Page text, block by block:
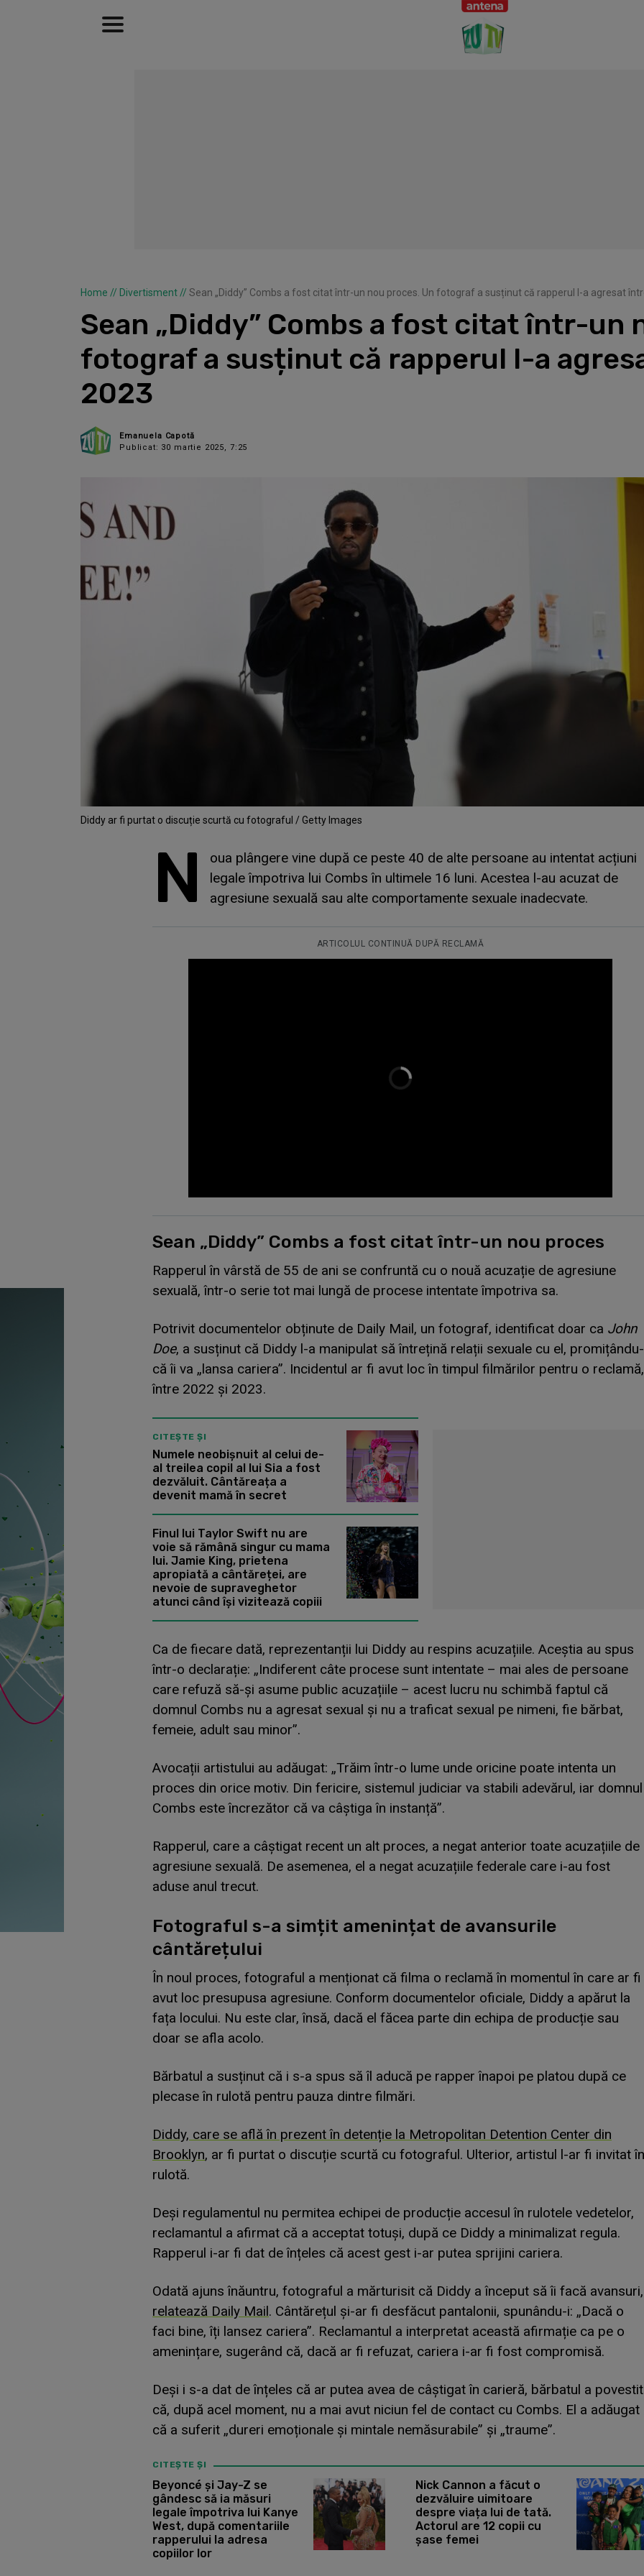
Home // Divertisment // Sean „Diddy” Combs a fost citat într-un nou proces. Un fotograf a susținut că rapperul l-a agresat
Sean „Diddy” Combs a fost citat într-un
fotograf a susținut că rapperul l-a
2023
Emanuela Capotă
Publicat: 30 martie 2025, 7:25
Diddy ar fi purtat o discuție scurtă cu fotograful / Getty Images
N
oua plângere vine după ce peste 40 de alte persoane au intentat acțiuni
legale împotriva lui Combs în ultimele 16 luni. Acestea l-au acuzat de
agresiune sexuală sau alte comportamente sexuale inadecvate.
ARTICOLUL CONTINUĂ DUPĂ RECLAMĂ
Sean „Diddy” Combs a fost citat într-un nou proces
Rapperul în vârstă de 55 de ani se confruntă cu o nouă acuzație de agresiune
sexuală, într-o serie tot mai lungă de procese intentate împotriva sa.
Potrivit documentelor obținute de Daily Mail, un fotograf, identificat doar ca John
Doe, a susținut că Diddy l-a manipulat să întrețină relații sexuale cu el,
că îi va „lansa cariera”. Incidentul ar fi avut loc în timpul filmărilor pentru o reclamă,
între 2022 și 2023.
CITEȘTE ȘI
Numele neobișnuit al celui de-
al treilea copil al lui Sia a fost
dezvăluit. Cântăreața a
devenit mamă în secret
Finul lui Taylor Swift nu are
voie să rămână singur cu mama
lui. Jamie King, prietena
apropiată a cântăreței, are
nevoie de supraveghetor
atunci când își vizitează copiii
Ca de fiecare dată, reprezentanții lui Diddy au respins acuzațiile. Aceștia au spus
într-o declarație: „Indiferent câte procese sunt intentate – mai ales de persoane
care refuză să-și asume public acuzațiile – acest lucru nu schimbă faptul că
domnul Combs nu a agresat sexual și nu a traficat sexual pe nimeni, fie bărbat,
femeie, adult sau minor”.
Avocații artistului au adăugat: „Trăim într-o lume unde oricine poate intenta un
proces din orice motiv. Din fericire, sistemul judiciar va stabili adevărul, iar domnul
Combs este încrezător că va câștiga în instanță”.
Rapperul, care a câștigat recent un alt proces, a negat anterior toate acuzațiile de
agresiune sexuală. De asemenea, el a negat acuzațiile federale care i-au fost
aduse anul trecut.
Fotograful s-a simțit amenințat de avansurile
cântărețului
În noul proces, fotograful a menționat că filma o reclamă în momentul în care ar fi
avut loc presupusa agresiune. Conform documentelor oficiale, Diddy a apărut la
fața locului. Nu este clar, însă, dacă el făcea parte din echipa de producție sau
doar se afla acolo.
Bărbatul a susținut că i s-a spus să îl aducă pe rapper înapoi pe platou după ce
plecase în rulotă pentru pauza dintre filmări.
Diddy, care se află în prezent în detenție la Metropolitan Detention Center din
Brooklyn, ar fi purtat o discuție scurtă cu fotograful. Ulterior, artistul l-ar fi invitat în
rulotă.
Deși regulamentul nu permitea echipei de producție accesul în rulotele vedetelor,
reclamantul a afirmat că a acceptat totuși, după ce Diddy a minimalizat regula.
Rapperul i-ar fi dat de înțeles că acest gest i-ar putea sprijini cariera.
Odată ajuns înăuntru, fotograful a mărturisit că Diddy a început să îi facă avansuri,
relatează Daily Mail. Cântărețul și-ar fi desfăcut pantalonii, spunându-i: „Dacă o
faci bine, îți lansez cariera”. Reclamantul a interpretat această afirmație ca pe o
amenințare, sugerând că, dacă ar fi refuzat, cariera i-ar fi fost compromisă.
Deși i s-a dat de înțeles că ar putea avea de câștigat în carieră, bărbatul a povestit
că, după acel moment, nu a mai avut niciun fel de contact cu Combs. El a adăugat
că a suferit „dureri emoționale și mintale nemăsurabile” și „traume”.
CITEȘTE ȘI
Beyoncé și Jay-Z se
gândesc să ia măsuri
legale împotriva lui Kanye
West, după comentariile
rapperului la adresa
copiilor lor
Nick Cannon a făcut o
dezvăluire uimitoare
despre viața lui de tată.
Actorul are 12 copii cu
șase femei